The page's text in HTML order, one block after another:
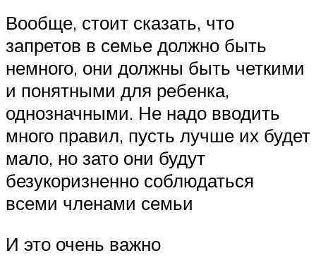
Вообще, стоит сказать, что
запретов в семье должно быть
немного, они должны быть четкими
и понятными для ребенка,
однозначными. Не надо вводить
много правил, пусть лучше их будет
мало, но зато они будут
безукоризненно соблюдаться
всеми членами семьи
И это очень важно